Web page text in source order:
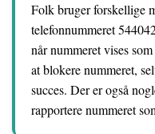
Folk bruger forskellige
telefonnummeret
når nummeret vises
at blokere nummeret,
succes. Der er også
rapportere nummeret